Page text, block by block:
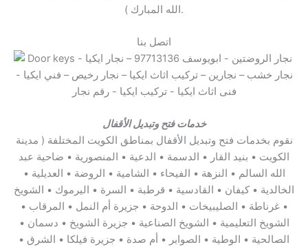
الله المبارك ).
اتصل بنا
خدمات فتح وتبديل الأقفال
نقوم بخدمات فتح وتبديل الأقفال بمناطق الكويت المختلفة ( مدينة
الكويت • بنيد القار • الدسمة • الدعية • المنصورية • ضاحية عبد
الله السالم • النزهة • الفيحاء • الشامية • الروضة • العديلية •
الخالدية • كيفان • القادسية • قرطبة • السرة • اليرموك • الشويخ
• غرناطة • الصليبيخات • الدوحة • جزيرة أم النمل • المرقاب •
الشويخ التعليمية • الشويخ الصناعية • جزيرة الشويخ • دسمان •
الصالحية • الوطية • الصوابر • أم صدة • جزيرة فيلكا • الشرق •